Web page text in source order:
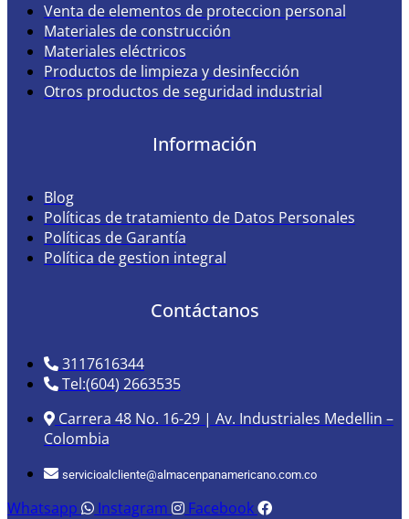
Venta de elementos de proteccion personal
Materiales de construcción
Materiales eléctricos
Productos de limpieza y desinfección
Otros productos de seguridad industrial
Información
Blog
Políticas de tratamiento de Datos Personales
Políticas de Garantía
Política de gestion integral
Contáctanos
3117616344
Tel:(604) 2663535
Carrera 48 No. 16-29 | Av. Industriales Medellin –
Colombia
servicioalcliente@almacenpanamericano.com.co
Whatsapp Instagram Facebook